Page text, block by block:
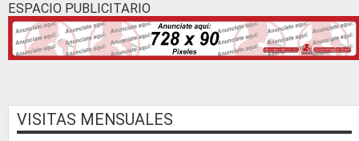
ESPACIO PUBLICITARIO
VISITAS MENSUALES